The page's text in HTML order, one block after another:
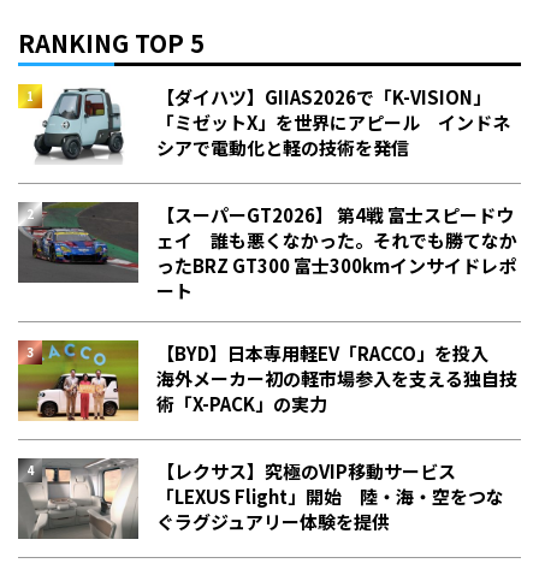
RANKING TOP 5
【ダイハツ】GIIAS2026で「K-VISION」
「ミゼットX」を世界にアピール インドネ
シアで電動化と軽の技術を発信
【スーパーGT2026】 第4戦 富士スピードウ
ェイ 誰も悪くなかった。それでも勝てなか
った――BRZ GT300 富士300kmインサイドレポ
ート
【BYD】日本専用軽EV「RACCO」を投入
海外メーカー初の軽市場参入を支える独自技
術「X-PACK」の実力
【レクサス】究極のVIP移動サービス
「LEXUS Flight」開始 陸・海・空をつな
ぐラグジュアリー体験を提供